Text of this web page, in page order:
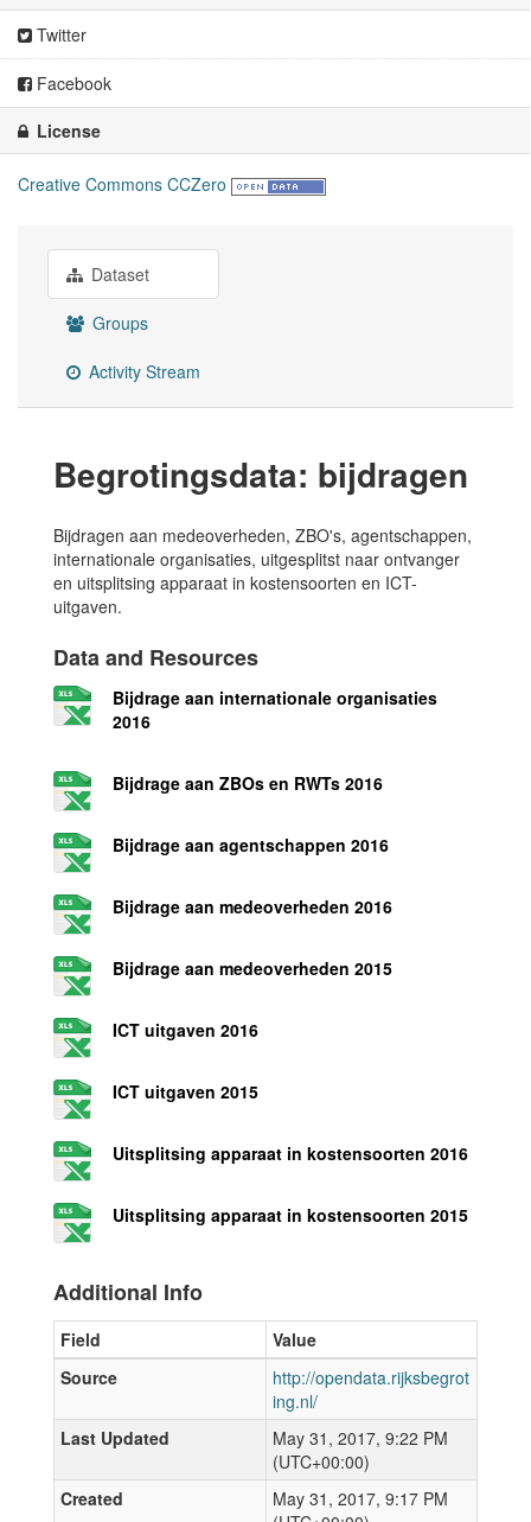
Twitter
Facebook
License
Creative Commons CCZero
Dataset
Groups
Activity Stream
Begrotingsdata: bijdragen
Bijdragen aan medeoverheden, ZBO's, agentschappen,
internationale organisaties, uitgesplitst naar ontvanger
en uitsplitsing apparaat in kostensoorten en ICT-
uitgaven.
Data and Resources
Bijdrage aan internationale organisaties
2016
Bijdrage aan ZBOs en RWTs 2016
Bijdrage aan agentschappen 2016
Bijdrage aan medeoverheden 2016
Bijdrage aan medeoverheden 2015
ICT uitgaven 2016
ICT uitgaven 2015
Uitsplitsing apparaat in kostensoorten 2016
Uitsplitsing apparaat in kostensoorten 2015
Additional Info
Field
Value
Source
http://opendata.rijksbegrot
ing.nl/
Last Updated
May 31, 2017, 9:22 PM
(UTC+00:00)
Created
May 31, 2017, 9:17 PM